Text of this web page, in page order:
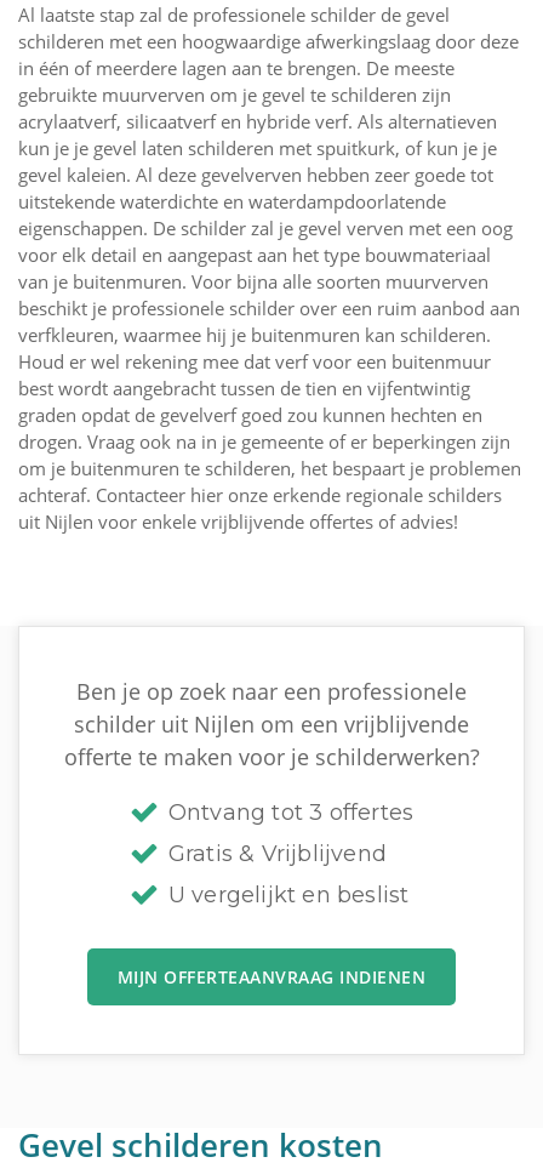
Al laatste stap zal de professionele schilder de gevel
schilderen met een hoogwaardige afwerkingslaag door deze
in één of meerdere lagen aan te brengen. De meeste
gebruikte muurverven om je gevel te schilderen zijn
acrylaatverf, silicaatverf en hybride verf. Als alternatieven
kun je je gevel laten schilderen met spuitkurk, of kun je je
gevel kaleien. Al deze gevelverven hebben zeer goede tot
uitstekende waterdichte en waterdampdoorlatende
eigenschappen. De schilder zal je gevel verven met een oog
voor elk detail en aangepast aan het type bouwmateriaal
van je buitenmuren. Voor bijna alle soorten muurverven
beschikt je professionele schilder over een ruim aanbod aan
verfkleuren, waarmee hij je buitenmuren kan schilderen.
Houd er wel rekening mee dat verf voor een buitenmuur
best wordt aangebracht tussen de tien en vijfentwintig
graden opdat de gevelverf goed zou kunnen hechten en
drogen. Vraag ook na in je gemeente of er beperkingen zijn
om je buitenmuren te schilderen, het bespaart je problemen
achteraf. Contacteer hier onze erkende regionale schilders
uit Nijlen voor enkele vrijblijvende offertes of advies!
Ben je op zoek naar een professionele
schilder uit Nijlen om een vrijblijvende
offerte te maken voor je schilderwerken?
Ontvang tot 3 offertes
Gratis & Vrijblijvend
U vergelijkt en beslist
MIJN OFFERTEAANVRAAG INDIENEN
Gevel schilderen kosten